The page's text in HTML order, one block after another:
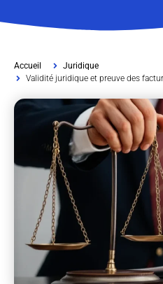
Accueil
Juridique
Validité juridique et preuve des